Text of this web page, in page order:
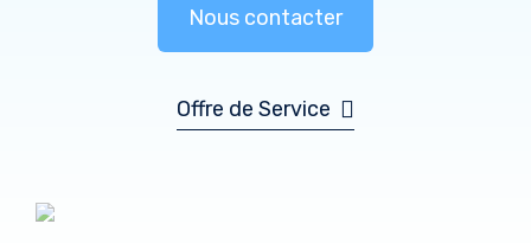
Nous contacter
Offre de Service